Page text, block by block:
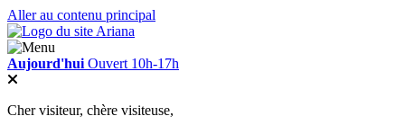
Aller au contenu principal
Aujourd'hui Ouvert 10h-17h
Cher visiteur, chère visiteuse,